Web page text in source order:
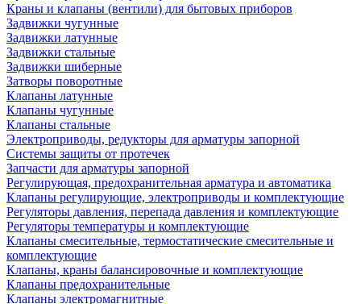
Краны и клапаны (вентили) для бытовых приборов
Задвижки чугунные
Задвижки латунные
Задвижки стальные
Задвижки шиберные
Затворы поворотные
Клапаны латунные
Клапаны чугунные
Клапаны стальные
Электроприводы, редукторы для арматуры запорной
Системы защиты от протечек
Запчасти для арматуры запорной
Регулирующая, предохранительная арматура и автоматика
Клапаны регулирующие, электроприводы и комплектующие
Регуляторы давления, перепада давления и комплектующие
Регуляторы температуры и комплектующие
Клапаны смесительные, термостатические смесительные и
комплектующие
Клапаны, краны балансировочные и комплектующие
Клапаны предохранительные
Клапаны электромагнитные